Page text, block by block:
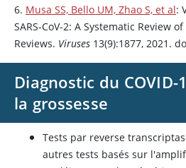
6. Musa SS, Bello UM, Zhao S, et al:
SARS-CoV-2: A Systematic Review
Reviews. Viruses 13(9):1877, 2021.
Diagnostic du
la grossesse
Tests par reverse
autres tests basés sur